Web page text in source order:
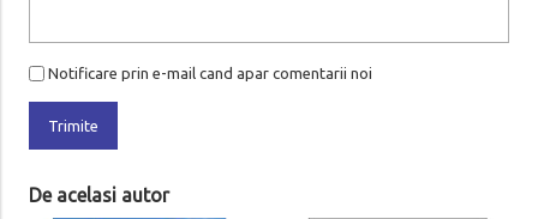
Notificare prin e-mail cand apar comentarii noi
Trimite
De acelasi autor